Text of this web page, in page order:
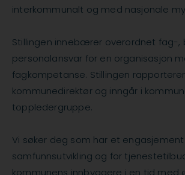
interkommunalt og med nasjonale
Stillingen innebærer overordnet fag-
personalansvar for en organisasjon
fagkompetanse. Stillingen
kommunedirektør og inngår i
toppledergruppe.
Vi søker deg som har et
samfunnsutvikling og for
kommunens innbyggere i en tid med